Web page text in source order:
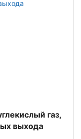
газ,
выхода